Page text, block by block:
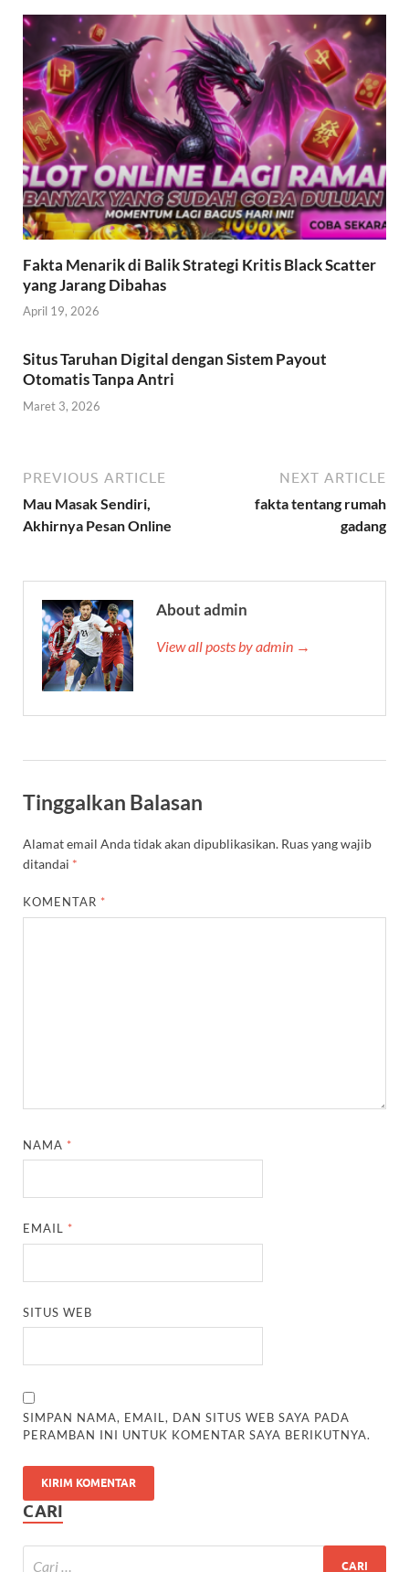
Fakta Menarik di Balik Strategi Kritis Black Scatter
yang Jarang Dibahas
April 19, 2026
Situs Taruhan Digital dengan Sistem Payout
Otomatis Tanpa Antri
Maret 3, 2026
PREVIOUS ARTICLE
Mau Masak Sendiri,
Akhirnya Pesan Online
NEXT ARTICLE
fakta tentang rumah
gadang
About admin
View all posts by admin →
Tinggalkan Balasan
Alamat email Anda tidak akan dipublikasikan. Ruas yang wajib
ditandai *
KOMENTAR *
NAMA *
EMAIL *
SITUS WEB
SIMPAN NAMA, EMAIL, DAN SITUS WEB SAYA PADA
PERAMBAN INI UNTUK KOMENTAR SAYA BERIKUTNYA.
CARI